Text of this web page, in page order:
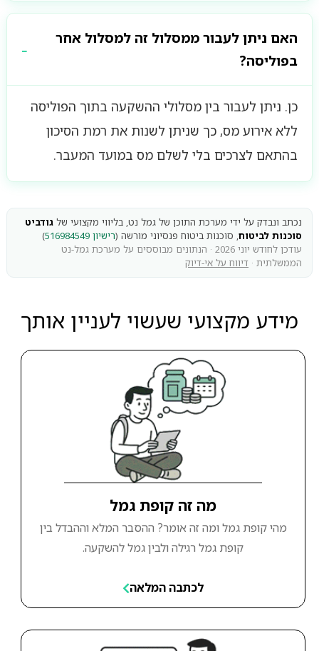
האם ניתן לעבור ממסלול זה למסלול אחר
בפוליסה?
כן. ניתן לעבור בין מסלולי ההשקעה בתוך הפוליסה
ללא אירוע מס, כך שניתן לשנות את רמת הסיכון
בהתאם לצרכים בלי לשלם מס במועד המעבר.
נכתב ונבדק על ידי מערכת התוכן של גמל נט, בליווי מקצועי של גודביט
סוכנות לביטוח, סוכנות ביטוח פנסיוני מורשה (רישיון 516984549
)
עודכן לחודש יוני 2026 · הנתונים מבוססים על מערכת גמל-נט
הממשלתית · דיווח על אי-דיוק
מידע מקצועי שעשוי לעניין אותך
מה זה קופת גמל
מהי קופת גמל ומה זה אומר? ההסבר המלא וההבדל בין
קופת גמל רגילה ולבין גמל להשקעה.
לכתבה המלאה